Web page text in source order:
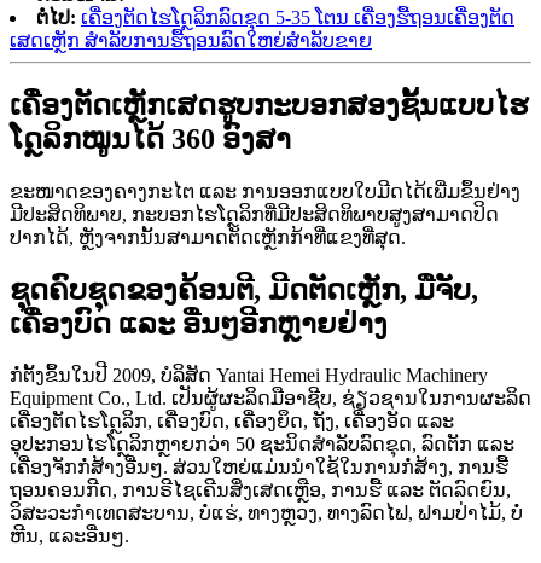
ຕໍ່ໄປ: ເຄື່ອງຕັດໄຮໂດຼລິກລົດຂຸດ 5-35 ໂຕນ ເຄື່ອງຮື້ຖອນເຄື່ອງຕັດ
ເສດເຫຼັກ ສຳລັບການຮື້ຖອນລົດໃຫຍ່ສຳລັບຂາຍ
ເຄື່ອງຕັດເຫຼັກເສດຮູບກະບອກສອງຊັ້ນແບບໄຮ
ໂດຼລິກໝູນໄດ້ 360 ອົງສາ
ຂະໜາດຂອງຄາງກະໄຕ ແລະ ການອອກແບບໃບມີດໄດ້ເພີ່ມຂຶ້ນຢ່າງ
ມີປະສິດທິພາບ, ກະບອກໄຮໂດຼລິກທີ່ມີປະສິດທິພາບສູງສາມາດປິດ
ປາກໄດ້, ຫຼັງຈາກນັ້ນສາມາດຕັດເຫຼັກກ້າທີ່ແຂງທີ່ສຸດ.
ຊຸດຄົບຊຸດຂອງຄ້ອນຕີ, ມີດຕັດເຫຼັກ, ມືຈັບ,
ເຄື່ອງບົດ ແລະ ອື່ນໆອີກຫຼາຍຢ່າງ
ກໍ່ຕັ້ງຂຶ້ນໃນປີ 2009, ບໍລິສັດ Yantai Hemei Hydraulic Machinery
Equipment Co., Ltd. ເປັນຜູ້ຜະລິດມືອາຊີບ, ຊ່ຽວຊານໃນການຜະລິດ
ເຄື່ອງຕັດໄຮໂດຼລິກ, ເຄື່ອງບົດ, ເຄື່ອງຍຶດ, ຖັງ, ເຄື່ອງອັດ ແລະ
ອຸປະກອນໄຮໂດຼລິກຫຼາຍກວ່າ 50 ຊະນິດສຳລັບລົດຂຸດ, ລົດຕັກ ແລະ
ເຄື່ອງຈັກກໍ່ສ້າງອື່ນໆ. ສ່ວນໃຫຍ່ແມ່ນນຳໃຊ້ໃນການກໍ່ສ້າງ, ການຮື້
ຖອນຄອນກີດ, ການຣີໄຊເຄີນສິ່ງເສດເຫຼືອ, ການຮື້ ແລະ ຕັດລົດຍົນ,
ວິສະວະກຳເທດສະບານ, ບໍ່ແຮ່, ທາງຫຼວງ, ທາງລົດໄຟ, ຟາມປ່າໄມ້, ບໍ່
ຫີນ, ແລະອື່ນໆ.